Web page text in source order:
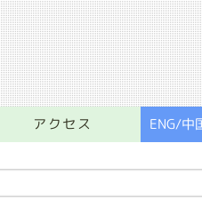
アクセス ENG/中